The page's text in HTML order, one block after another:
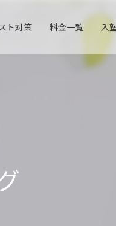
ト対策 料金一覧 入